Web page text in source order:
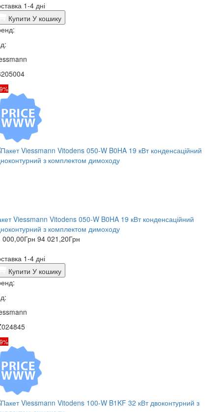
1-4 дні
Купити У кошику
Viessmann Vitodens 050-W B0HA 19 кВт конденсаційний
з комплектом димоходу
000,00Грн 94 021,20Грн
1-4 дні
Купити У кошику